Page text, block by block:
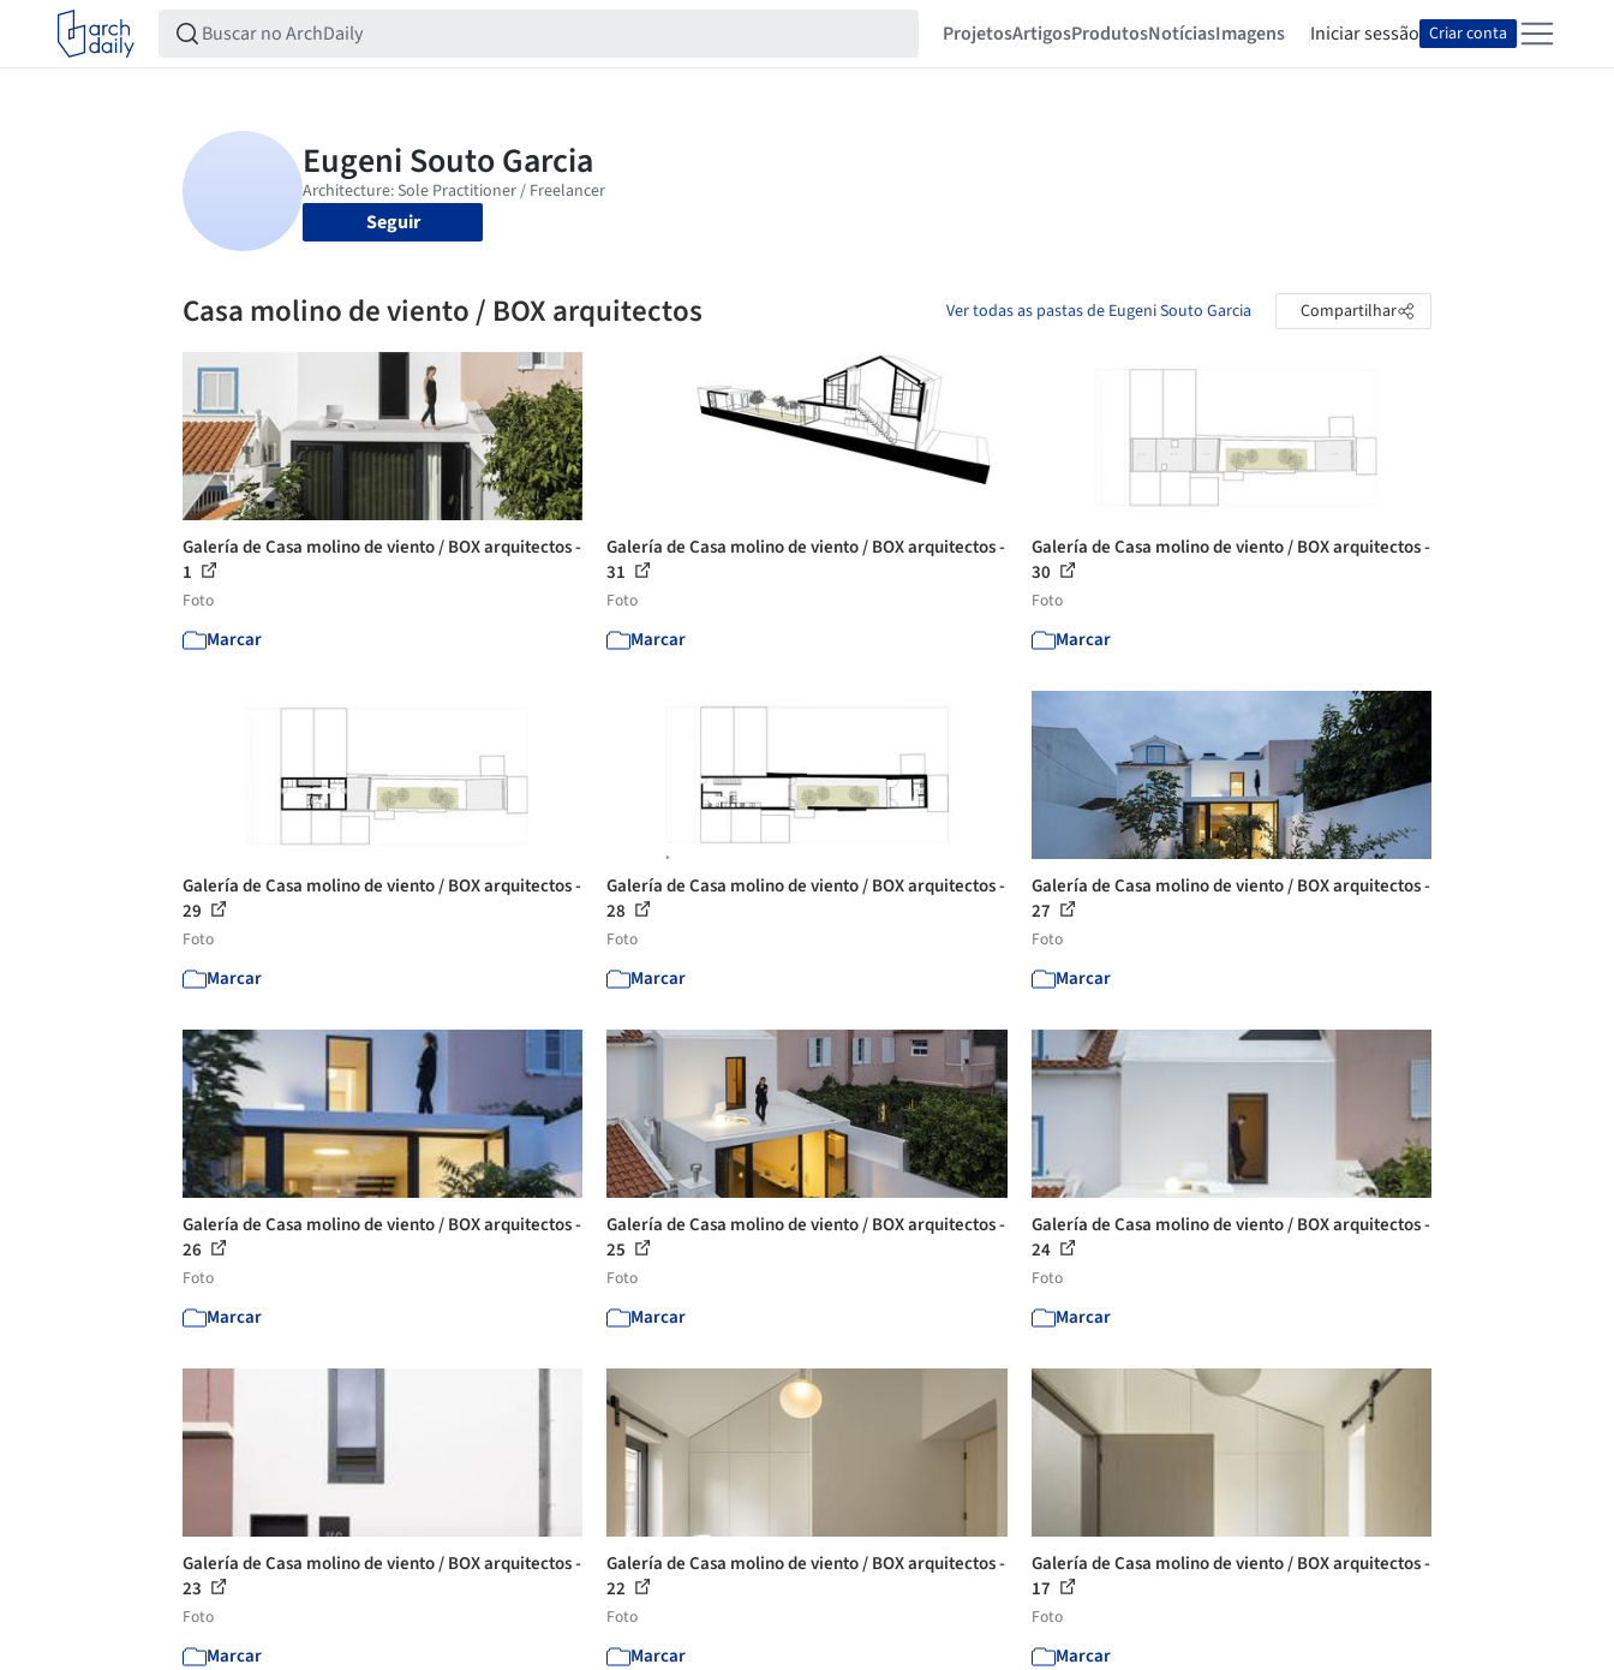
ProjetosArtigosProdutosNotíciasImagens Iniciar sessão Criar conta
Seguir
Casa molino de viento / BOX arquitectos Ver todas as pastas de Eugeni Souto Garcia Compartilhar
Galería de Casa molino de viento / BOX arquitectos -
1
Foto
Marcar
Galería de Casa molino de viento / BOX arquitectos -
31
Foto
Marcar
Galería de Casa molino de viento / BOX arquitectos -
30
Foto
Marcar
Galería de Casa molino de viento / BOX arquitectos -
29
Foto
Marcar
Galería de Casa molino de viento / BOX arquitectos -
28
Foto
Marcar
Galería de Casa molino de viento / BOX arquitectos -
27
Foto
Marcar
Galería de Casa molino de viento / BOX arquitectos -
26
Foto
Marcar
Galería de Casa molino de viento / BOX arquitectos -
25
Foto
Marcar
Galería de Casa molino de viento / BOX arquitectos -
24
Foto
Marcar
Galería de Casa molino de viento / BOX arquitectos -
23
Foto
Marcar
Galería de Casa molino de viento / BOX arquitectos -
22
Foto
Marcar
Galería de Casa molino de viento / BOX arquitectos -
17
Foto
Marcar